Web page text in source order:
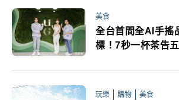
美食
全台首間全AI手搖
標！7秒一杯茶告
玩樂 購物 美食